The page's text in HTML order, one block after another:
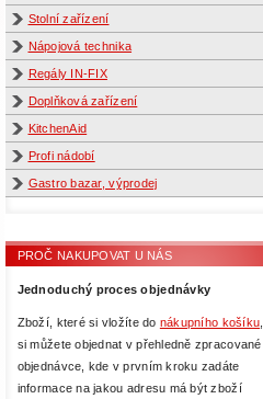
Stolní zařízení
Nápojová technika
Regály IN-FIX
Doplňková zařízení
KitchenAid
Profi nádobí
Gastro bazar, výprodej
PROČ NAKUPOVAT U NÁS
Jednoduchý proces objednávky
Zboží, které si vložíte do nákupního košíku,
si můžete objednat v přehledně zpracované
objednávce, kde v prvním kroku zadáte
informace na jakou adresu má být zboží